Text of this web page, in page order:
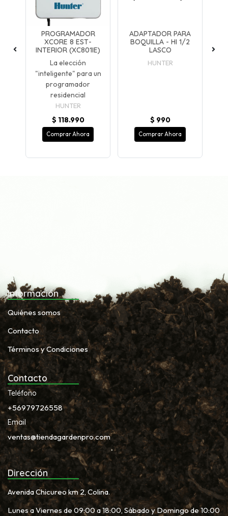
PROGRAMADOR
XCORE 8 EST-
INTERIOR (XC801IE)
La elección
"inteligente" para un
programador
residencial
HUNTER
$ 118.990
Comprar Ahora
ADAPTADOR PARA
BOQUILLA - HI 1/2
LASCO
HUNTER
$ 990
Comprar Ahora
Información
Quiénes somos
Contacto
Términos y Condiciones
Contacto
Teléfono
+56979726558
Email
ventas@tiendagardenpro.com
Dirección
Avenida Chicureo km 2, Colina.
Lunes a Viernes de 09:00 a 18:00, Sábado y Domingo de 10:00